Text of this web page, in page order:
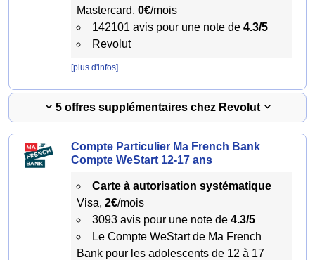
Mastercard, 0€/mois
142101 avis pour une note de 4.3/5
Revolut
[plus d'infos]
5 offres supplémentaires chez Revolut
Compte Particulier Ma French Bank
Compte WeStart 12-17 ans
Carte à autorisation systématique
Visa, 2€/mois
3093 avis pour une note de 4.3/5
Le Compte WeStart de Ma French
Bank pour les adolescents de 12 à 17